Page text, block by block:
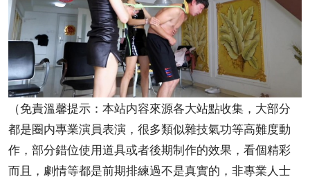
（免責溫馨提示：本站内容來源各大站點收集，大部分
都是圈内專業演員表演，很多類似雜技氣功等高難度動
作，部分錯位使用道具或者後期制作的效果，看個精彩
而且，劇情等都是前期排練過不是真實的，非專業人士